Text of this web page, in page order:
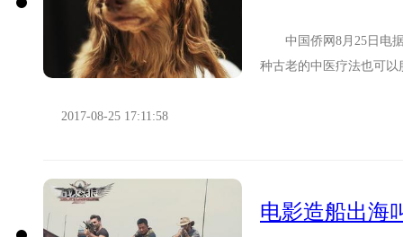
中国侨网8月25日电据
种古老的中医疗法也可
2017-08-25 17:11:58
电影造船出海